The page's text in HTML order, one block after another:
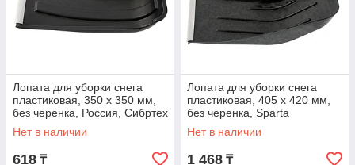
Лопата для уборки снега
пластиковая, 350 х 350 мм,
без черенка, Россия, Сибртех
Нет в наличии
618 ₸
Лопата для уборки снега
пластиковая, 405 х 420 мм,
без черенка, Sparta
Нет в наличии
1 468 ₸